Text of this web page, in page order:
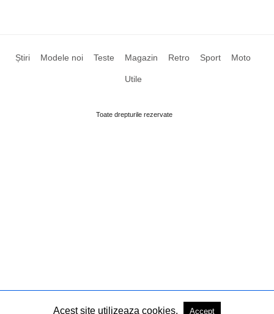
Știri Modele noi Teste Magazin Retro Sport Moto
Utile
Toate drepturile rezervate
Acest site utilizeaza cookies. Accept